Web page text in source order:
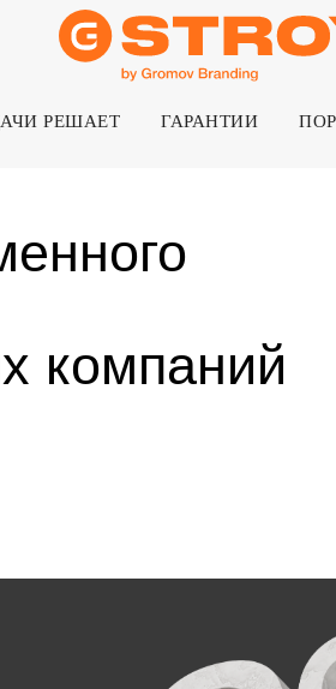
РЕШАЕТ ГАРАНТИИ
и
это не
к
вашу